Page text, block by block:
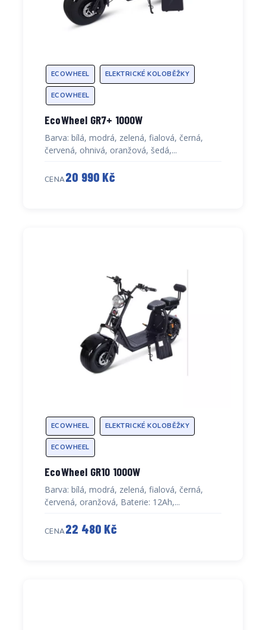
ECOWHEEL ELEKTRICKÉ KOLOBĚŽKY
ECOWHEEL
EcoWheel GR7+ 1000W
Barva: bílá, modrá, zelená, fialová, černá,
červená, ohnivá, oranžová, šedá,...
CENA20 990 Kč
ECOWHEEL ELEKTRICKÉ KOLOBĚŽKY
ECOWHEEL
EcoWheel GR10 1000W
Barva: bílá, modrá, zelená, fialová, černá,
červená, oranžová, Baterie: 12Ah,...
CENA22 480 Kč